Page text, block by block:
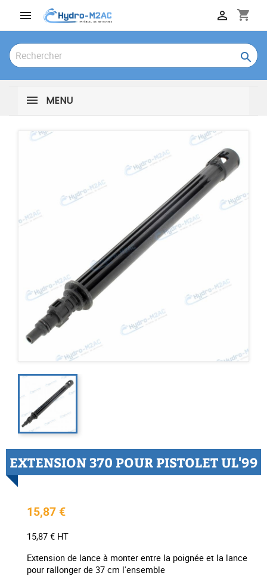
 shopping_cart


MENU
EXTENSION 370 POUR PISTOLET UL'99
15,87 €
15,87 € HT
Extension de lance à monter entre la poignée et la lance
pour rallonger de 37 cm l'ensemble